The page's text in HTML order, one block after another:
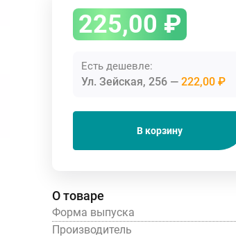
225,00 ₽
Есть дешевле:
Ул. Зейская, 256 222,00 ₽
В корзину
О товаре
Форма выпуска
Производитель